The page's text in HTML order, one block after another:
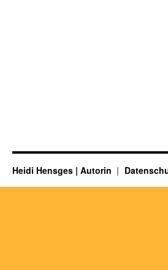
Heidi Hensges | Autorin